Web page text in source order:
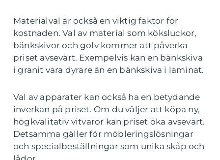
Materialval är också en viktig faktor för
kostnaden. Val av material som köksluckor,
bänkskivor och golv kommer att påverka
priset avsevärt. Exempelvis kan en bänkskiva
i granit vara dyrare än en bänkskiva i laminat.
Val av apparater kan också ha en betydande
inverkan på priset. Om du väljer att köpa ny,
högkvalitativ vitvaror kan priset öka avsevärt.
Detsamma gäller för möbleringslösningar
och specialbeställningar som unika skåp och